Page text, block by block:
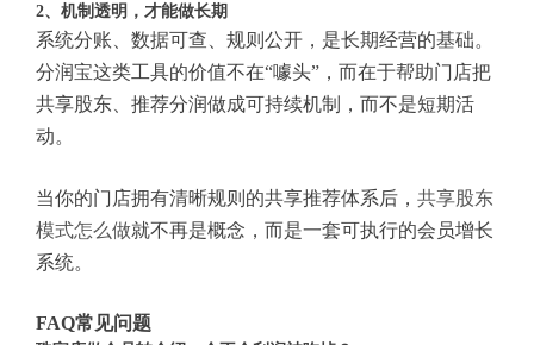
2、机制透明，才能做长期
系统分账、数据可查、规则公开，是长期经营的基础。
分润宝这类工具的价值不在“噱头”，而在于帮助门店把
共享股东、推荐分润做成可持续机制，而不是短期活
动。
当你的门店拥有清晰规则的共享推荐体系后， 共享股东
模式怎么做就不再是概念，而是一套可执行的会员增长
系统。
FAQ常见问题